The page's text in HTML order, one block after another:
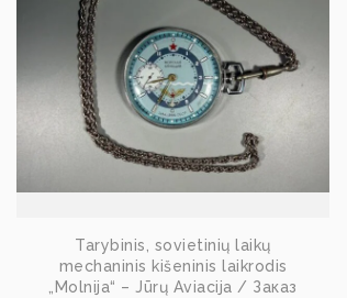
Tarybinis, sovietinių laikų
mechaninis kišeninis laikrodis
„Molnija“ – Jūrų Aviacija / Заказ